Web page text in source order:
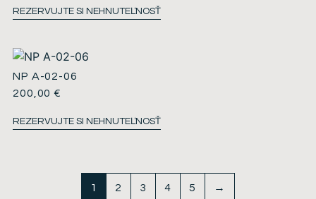
REZERVUJTE SI NEHNUTEĽNOSŤ
NP A-02-06
200,00€
REZERVUJTE SI NEHNUTEĽNOSŤ
1 2 3 4 5 →